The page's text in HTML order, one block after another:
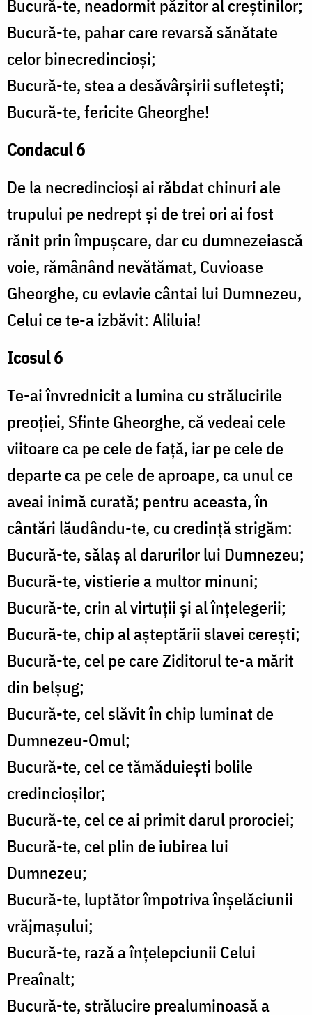
Bucură-te, neadormit păzitor al creștinilor;
Bucură-te, pahar care revarsă sănătate
celor binecredincioși;
Bucură-te, stea a desăvârșirii sufletești;
Bucură-te, fericite Gheorghe!
Condacul 6
De la necredincioși ai răbdat chinuri ale
trupului pe nedrept și de trei ori ai fost
rănit prin împușcare, dar cu dumnezeiască
voie, rămânând nevătămat, Cuvioase
Gheorghe, cu evlavie cântai lui Dumnezeu,
Celui ce te-a izbăvit: Aliluia!
Icosul 6
Te-ai învrednicit a lumina cu strălucirile
preoției, Sfinte Gheorghe, că vedeai cele
viitoare ca pe cele de față, iar pe cele de
departe ca pe cele de aproape, ca unul ce
aveai inimă curată; pentru aceasta, în
cântări lăudându-te, cu credință strigăm:
Bucură-te, sălaș al darurilor lui Dumnezeu;
Bucură-te, vistierie a multor minuni;
Bucură-te, crin al virtuții și al înțelegerii;
Bucură-te, chip al așteptării slavei cerești;
Bucură-te, cel pe care Ziditorul te-a mărit
din belșug;
Bucură-te, cel slăvit în chip luminat de
Dumnezeu-Omul;
Bucură-te, cel ce tămăduiești bolile
credincioșilor;
Bucură-te, cel ce ai primit darul prorociei;
Bucură-te, cel plin de iubirea lui
Dumnezeu;
Bucură-te, luptător împotriva înșelăciunii
vrăjmașului;
Bucură-te, rază a înțelepciunii Celui
Preaînalt;
Bucură-te, strălucire prealuminoasă a